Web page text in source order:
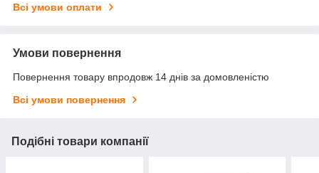
Всі умови оплати
Умови повернення
Повернення товару впродовж 14 днів за домовленістю
Всі умови повернення
Подібні товари компанії